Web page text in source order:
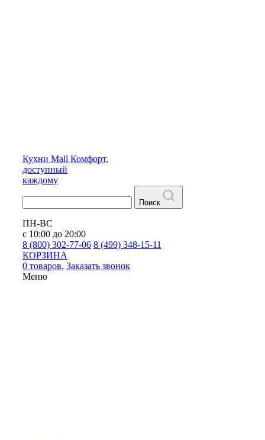
Кухни Mall Комфорт,
доступный
каждому
Поиск
ПН-ВС
с 10:00 до 20:00
8 (800) 302-77-06 8 (499) 348-15-11
КОРЗИНА
0 товаров. Заказать звонок
Меню